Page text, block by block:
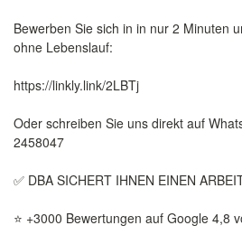
Bewerben Sie sich in in nur 2 Minuten
ohne Lebenslauf:
https://linkly.link/2LBTj
Oder schreiben Sie uns direkt auf
2458047
✅ DBA SICHERT IHNEN EINEN
⭐ +3000 Bewertungen auf Google 4,8